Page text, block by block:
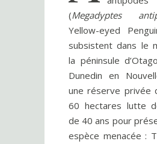
(Megadyptes
Yellow-eyed
subsistent dans le
la péninsule
Dunedin en
une réserve privée
60 hectares lutte
de 40 ans pour
espèce menacée :